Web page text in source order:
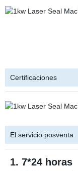
Certificaciones
El servicio posventa
1. 7*24 horas